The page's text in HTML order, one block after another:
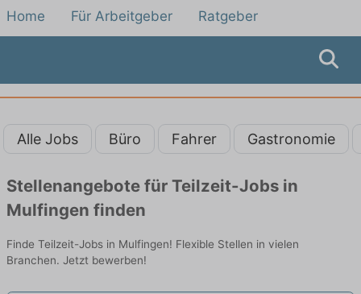
Home Für Arbeitgeber Ratgeber
Alle Jobs Büro Fahrer Gastronomie
Stellenangebote für Teilzeit-Jobs in
Mulfingen finden
Finde Teilzeit-Jobs in Mulfingen! Flexible Stellen in vielen
Branchen. Jetzt bewerben!